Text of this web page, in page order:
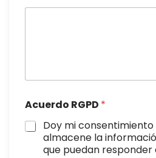
Acuerdo RGPD *
Doy mi
almacene la
que puedan responder